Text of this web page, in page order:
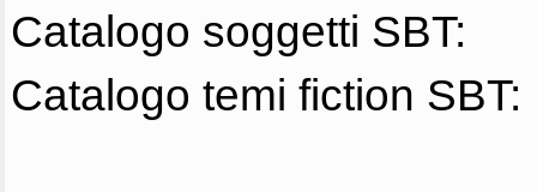
Catalogo soggetti SBT:
Catalogo temi fiction SBT: